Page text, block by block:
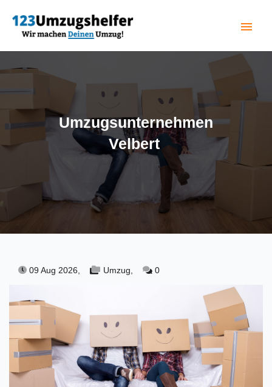
menu
Umzugsunternehmen
Velbert
09 Aug 2026, Umzug, 0